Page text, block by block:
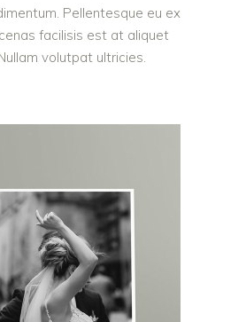
Pellentesque eu ex
facilisis est at aliquet
volutpat ultricies.